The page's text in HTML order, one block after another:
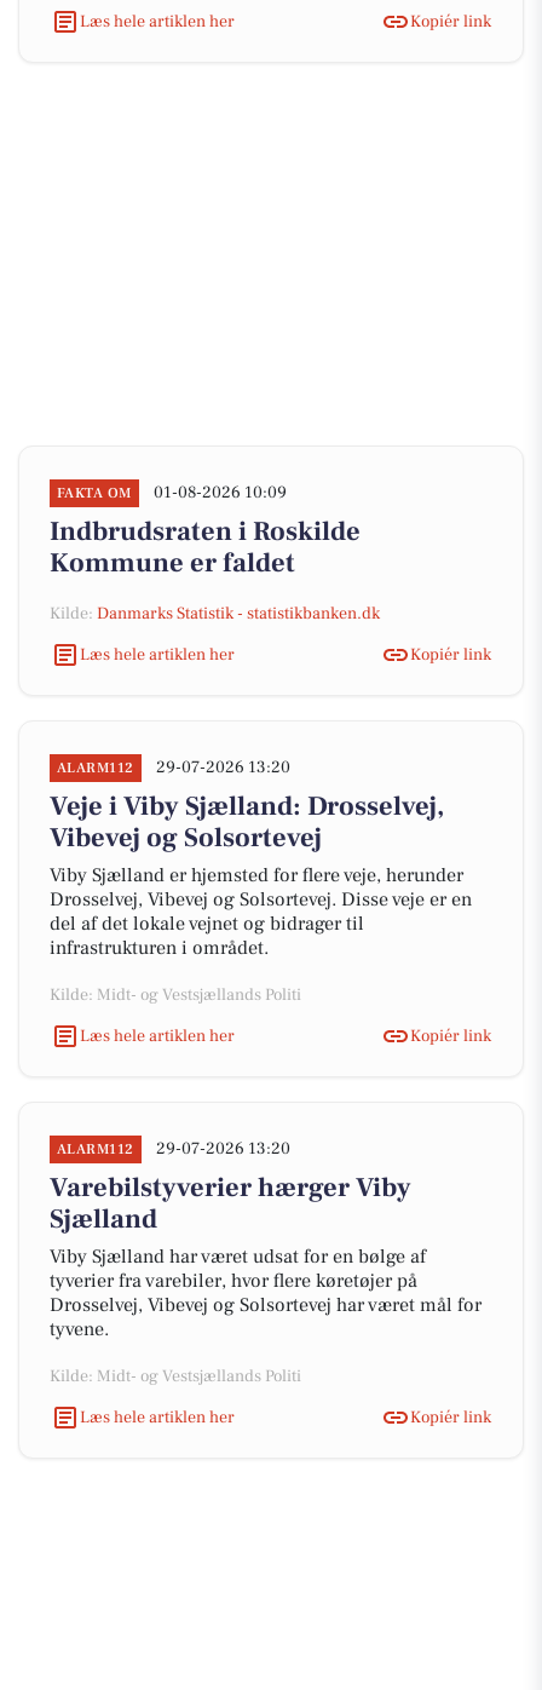
Læs hele artiklen her
Kopiér link
FAKTA OM 01-08-2026 10:09
Indbrudsraten i Roskilde
Kommune er faldet
Kilde: Danmarks Statistik - statistikbanken.dk
Læs hele artiklen her
Kopiér link
ALARM112 29-07-2026 13:20
Veje i Viby Sjælland: Drosselvej,
Vibevej og Solsortevej
Viby Sjælland er hjemsted for flere veje, herunder
Drosselvej, Vibevej og Solsortevej. Disse veje er en
del af det lokale vejnet og bidrager til
infrastrukturen i området.
Kilde: Midt- og Vestsjællands Politi
Læs hele artiklen her
Kopiér link
ALARM112 29-07-2026 13:20
Varebilstyverier hærger Viby
Sjælland
Viby Sjælland har været udsat for en bølge af
tyverier fra varebiler, hvor flere køretøjer på
Drosselvej, Vibevej og Solsortevej har været mål for
tyvene.
Kilde: Midt- og Vestsjællands Politi
Læs hele artiklen her
Kopiér link